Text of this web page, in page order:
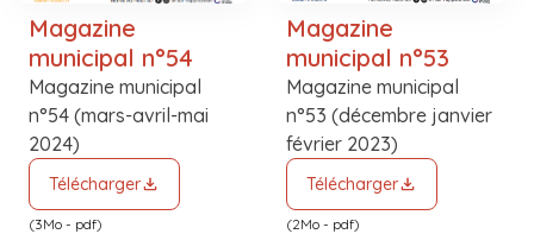
Magazine
municipal n°54
Magazine municipal
n°54 (mars-avril-mai
2024)
Télécharger
(3Mo - pdf)
Magazine
municipal n°53
Magazine municipal
n°53 (décembre janvier
février 2023)
Télécharger
(2Mo - pdf)